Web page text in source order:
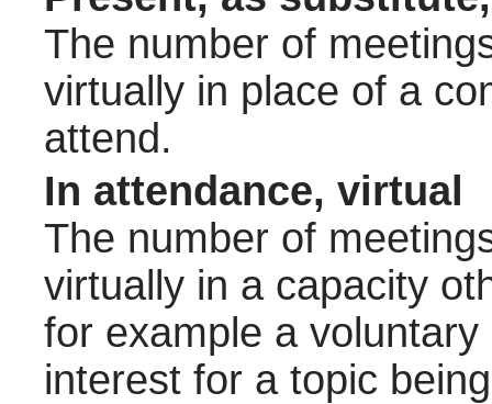
The number of
virtually in place of a
attend.
In attendance, virtual
The number of
virtually in a capacity
for example a
interest for a topic